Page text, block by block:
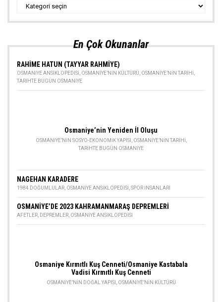
Kategoriler
En Çok Okunanlar
RAHİME HATUN (TAYYAR RAHMİYE)
OSMANIYE ANSIKLOPEDISI OSMANIYE’NIN KÜLTÜRÜ OSMANIYE’NIN TARIHI
TARIHTE BUGÜN OSMANIYE
Osmaniye’nin Yeniden İl Oluşu
OSMANIYE’NIN SOSYO-EKONOMIK YAPISI OSMANIYE’NIN TARIHI
TARIHTE BUGÜN OSMANIYE
NAGEHAN KARADERE
1984 DOĞUMLULAR OSMANIYE ANSIKLOPEDISI SPOR INSANLARI
OSMANİYE’DE 2023 KAHRAMANMARAŞ DEPREMLERİ
AFETLER DEPREMLER OSMANIYE ANSIKLOPEDISI
Osmaniye Kırmıtlı Kuş Cenneti/Osmaniye Kastabala
Vadisi Kırmıtlı Kuş Cenneti
OSMANIYE’NIN DOĞAL YAPISI OSMANIYE’NIN KÜLTÜRÜ